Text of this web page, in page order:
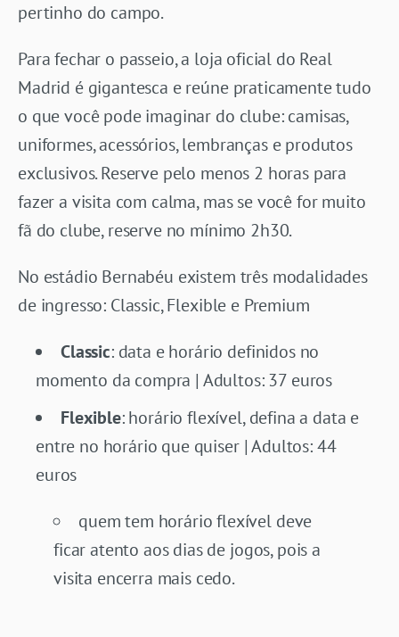
pertinho do campo.
Para fechar o passeio, a loja oficial do Real
Madrid é gigantesca e reúne praticamente tudo
o que você pode imaginar do clube: camisas,
uniformes, acessórios, lembranças e produtos
exclusivos. Reserve pelo menos 2 horas para
fazer a visita com calma, mas se você for muito
fã do clube, reserve no mínimo 2h30.
No estádio Bernabéu existem três modalidades
de ingresso: Classic, Flexible e Premium
Classic: data e horário definidos no
momento da compra | Adultos: 37 euros
Flexible: horário flexível, defina a data e
entre no horário que quiser | Adultos: 44
euros
quem tem horário flexível deve
ficar atento aos dias de jogos, pois a
visita encerra mais cedo.